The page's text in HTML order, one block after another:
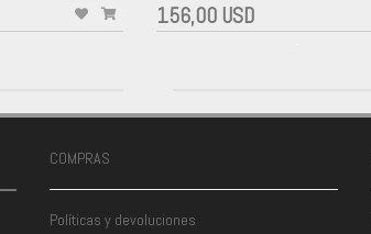
156,00 USD
COMPRAS
Políticas y devoluciones